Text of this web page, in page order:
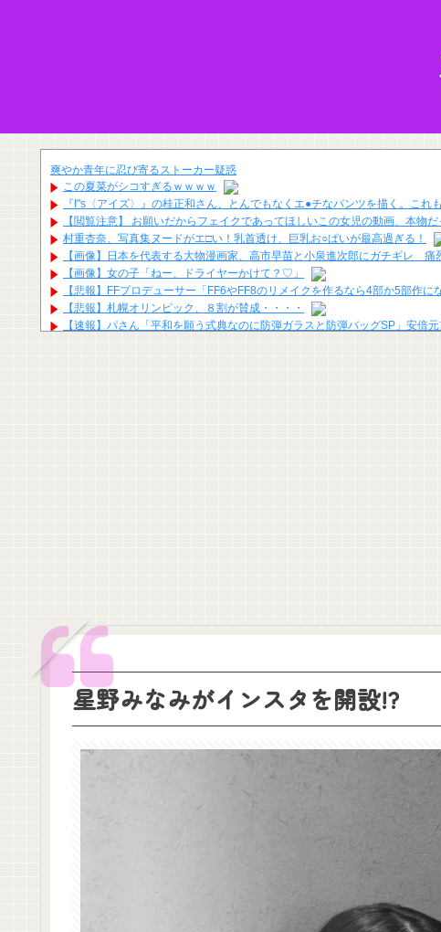
爽やか青年に忍び寄るストーカー疑惑
この夏菜がシコすぎるｗｗｗｗ
『I"s〈アイズ〉』の桂正和さん、とんでもなくエ●チなパンツを描く。これ
【閲覧注意】 お願いだからフェイクであってほしいこの女児の動画、本物
村重杏奈、写真集ヌードがエ□い！乳首透け、巨乳お○ぱいが最高過ぎる！
【画像】日本を代表する大物漫画家、高市早苗と小泉進次郎にガチギレ 痛
【画像】女の子「ねー、ドライヤーかけて？♡」
【悲報】FFプロデューサー「FF6やFF8のリメイクを作るなら4部か5部作に
【悲報】札幌オリンピック、８割が賛成・・・・
【速報】パさん「平和を願う式典なのに防弾ガラスと防弾バッグSP」安倍
星野みなみがインスタを開設!?